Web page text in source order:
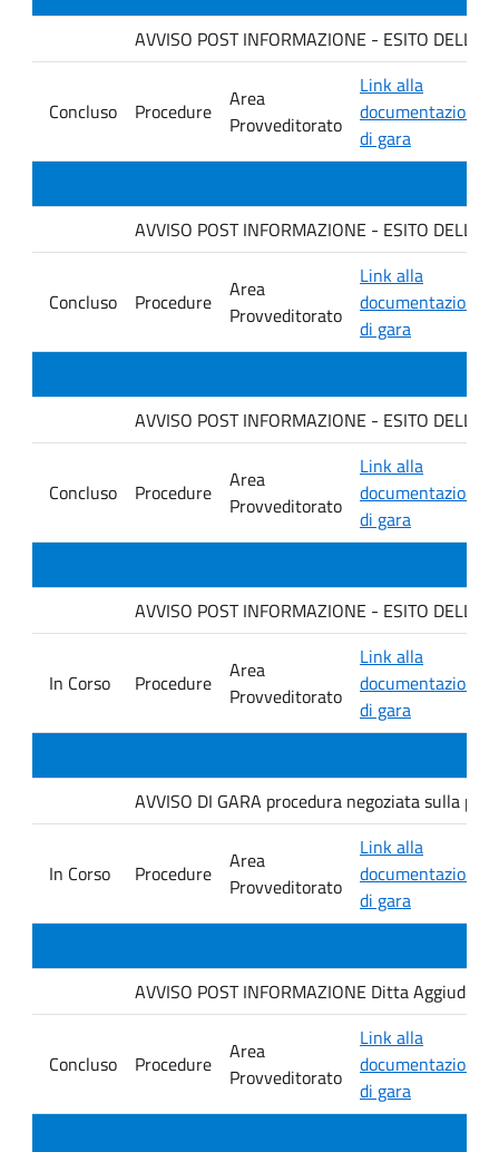
AVVISO POST INFORMAZIONE - ESITO
Concluso Procedure
Area
Provveditorato
Link alla
documentazione
di gara
AVVISO POST INFORMAZIONE - ESITO
Concluso Procedure
Area
Provveditorato
Link alla
documentazione
di gara
AVVISO POST INFORMAZIONE - ESITO
Concluso Procedure
Area
Provveditorato
Link alla
documentazione
di gara
AVVISO POST INFORMAZIONE - ESITO
In Corso Procedure
Area
Provveditorato
Link alla
documentazione
di gara
AVVISO DI GARA procedura negoziata sulla
In Corso Procedure
Area
Provveditorato
Link alla
documentazione
di gara
AVVISO POST INFORMAZIONE Ditta
Concluso Procedure
Area
Provveditorato
Link alla
documentazione
di gara